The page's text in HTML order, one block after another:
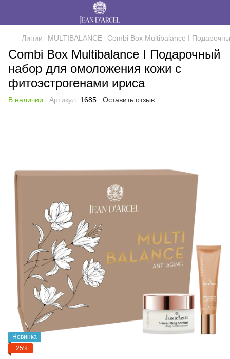
Линии MULTIBALANCE Combi Box Multibalance I
Combi Box Multibalance I Подарочный
набор для омоложения кожи с
фитоэстрогенами ириса
В наличии Артикул: 1685 Оставить отзыв
Новинка
−25%